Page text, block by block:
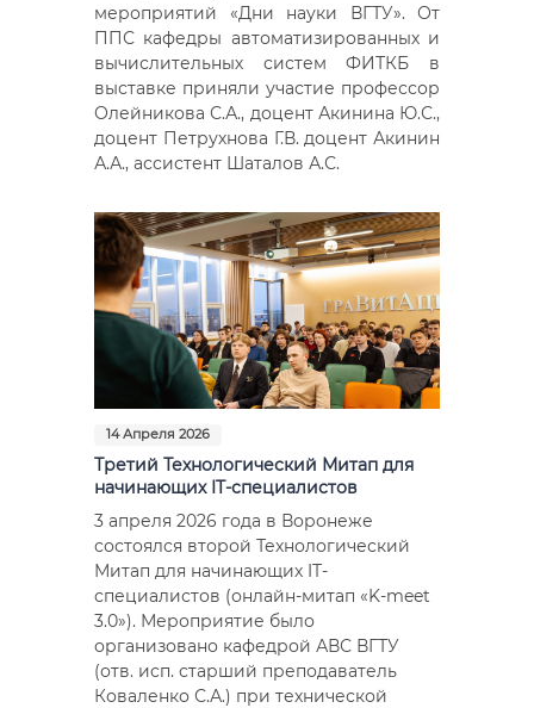
мероприятий «Дни науки ВГТУ». От
ППС кафедры автоматизированных и
вычислительных систем ФИТКБ в
выставке приняли участие профессор
Олейникова С.А., доцент Акинина Ю.С.,
доцент Петрухнова Г.В. доцент Акинин
А.А., ассистент Шаталов А.С.
14 Апреля 2026
Третий Технологический Митап для
начинающих IT-специалистов
3 апреля 2026 года в Воронеже
состоялся второй Технологический
Митап для начинающих IT-
специалистов (онлайн-митап «K-meet
3.0»). Мероприятие было
организовано кафедрой АВС ВГТУ
(отв. исп. старший преподаватель
Коваленко С.А.) при технической